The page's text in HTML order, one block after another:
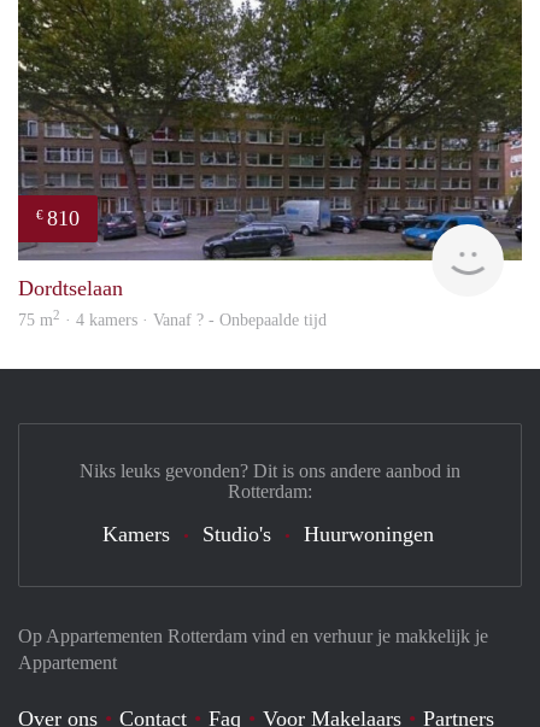
€ 810
Dordtselaan
75 m2 · 4 kamers · Vanaf ? - Onbepaalde tijd
Op Appartementen Rotterdam vind en verhuur je makkelijk je
Appartement
Over ons Contact Faq Voor Makelaars Partners
Niks leuks gevonden? Dit is ons andere aanbod in
Rotterdam:
Kamers Studio's Huurwoningen